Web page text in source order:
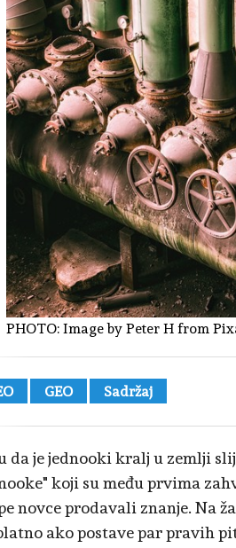
PHOTO: Image by Peter H from
GEO Sadržaj
da je jednooki kralj u zemlji
koji su među prvima
novce prodavali znanje. Na
ako postave par pravih